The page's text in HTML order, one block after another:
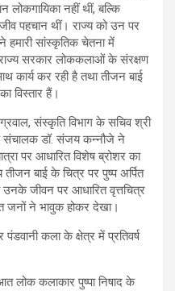
नहीं थीं, बल्कि
पहचान थीं। राज्य को उन पर
सांस्कृतिक चेतना में
सरकार लोककलाओं के संरक्षण
कार्य कर रही है तथा तीजन बाई
विस्तार हैं।
संस्कृति विभाग के सचिव श्री
संचालक डॉ. संजय कन्नौजे ने
पर आधारित विशेष ब्रोशर का
तीजन बाई के चित्र पर पुष्प अर्पित
उनके जीवन पर आधारित वृत्तचित्र
जनों ने भावुक होकर देखा।
लोक कलाकार पुष्पा निषाद के